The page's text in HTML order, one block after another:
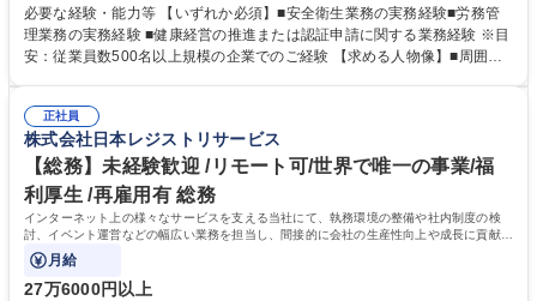
などの上流工程から関与していただきます。 【主な業務内容】■安全衛生
業務（ストレスチェック、健康診断の運用、産業医との連携 など）■健康
経営認証取得に向けた企画・推進■労務管理（労働時間の分析、労働環境
を底上げすべく、ともにご活躍いただける方の増員募集となります。 募集
職種 【人事・労務担当】安全衛生・健康経営推進・労務管理/創業80年老
舗メーカー
必要な経験・能力等 【いずれか必須】■安全衛生業務の実務経験■労務管
理業務の実務経験 ■健康経営の推進または認証申請に関する業務経験 ※目
安：従業員数500名以上規模の企業でのご経験 【求める人物像】■周囲
部門と連携しながら業務を推進できる方■Excelや労務管理システムの実務
使用経験をお持ちの方 学歴・資格 学歴：大学院 大学 高専 短大 専修学校
高校 語学力： 資格：
正社員
株式会社日本レジストリサービス
【総務】未経験歓迎 /リモート可/世界で唯一の事業/福
利厚生 /再雇用有 総務
インターネット上の様々なサービスを支える当社にて、執務環境の整備や社内制度の検
討、イベント運営などの幅広い業務を担当し、間接的に会社の生産性向上や成長に貢献し
ている部署です。
月給
27万6000円以上